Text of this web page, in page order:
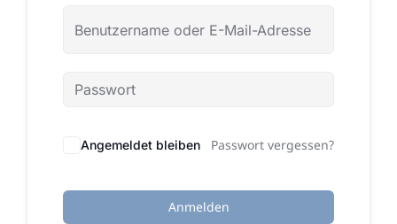
Angemeldet bleiben Passwort vergessen?
Anmelden